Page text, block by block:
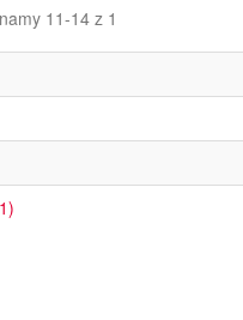
11-14 z 1